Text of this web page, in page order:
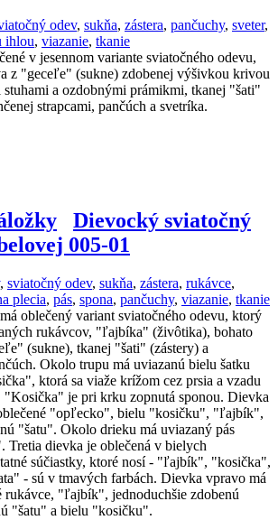
odev, sukňa, zástera, pančuchy, sveter,
ihlou, viazanie, tkanie
v jesennom variante sviatočného odevu,
z "geceľe" (sukne) zdobenej výšivkou krivou
a ozdobnými prámikmi, tkanej "šati"
strapcami, pančúch a svetríka.
Dievocký sviatočný
005-01
, sviatočný odev, sukňa, zástera, rukávce,
plecia, pás, spona, pančuchy, viazanie, tkanie
oblečený variant sviatočného odevu, ktorý
rukávcov, "ľajbíka" (živôtika), bohato
(sukne), tkanej "šati" (zástery) a
Okolo trupu má uviazanú bielu šatku
ktorá sa viaže krížom cez prsia a vzadu
je pri krku zopnutá sponou. Dievka
"opľecko", bielu "kosičku", "ľajbík",
"šatu". Okolo drieku má uviazaný pás
Tretia dievka je oblečená v bielych
súčiastky, ktoré nosí - "ľajbík", "kosička",
- sú v tmavých farbách. Dievka vpravo má
rukávce, "ľajbík", jednoduchšie zdobenú
"šatu" a bielu "kosičku".